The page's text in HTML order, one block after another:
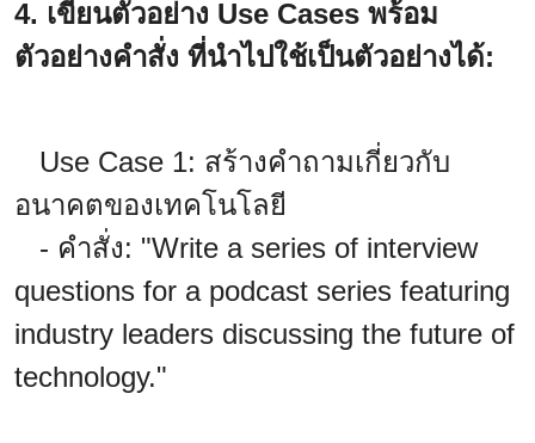
4. เขียนตัวอย่าง Use Cases พร้อม
ตัวอย่างคำสั่ง ที่นำไปใช้เป็นตัวอย่างได้:
Use Case 1: สร้างคำถามเกี่ยวกับ
อนาคตของเทคโนโลยี
- คำสั่ง: "Write a series of interview
questions for a podcast series featuring
industry leaders discussing the future of
technology."